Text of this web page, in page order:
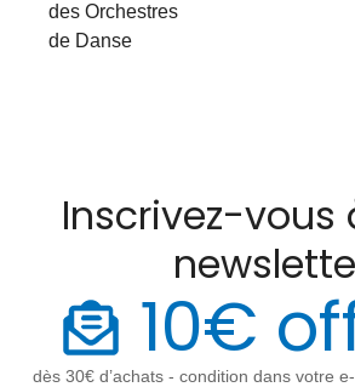
des Orchestres
de Danse
Inscrivez-vous
10€
dès 30€ d’achats - condition dans votre